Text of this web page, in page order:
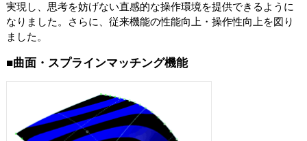
実現し、思考を妨げない直感的な操作環境を提供できるように
なりました。さらに、従来機能の性能向上・操作性向上を図り
ました。
■曲面・スプラインマッチング機能